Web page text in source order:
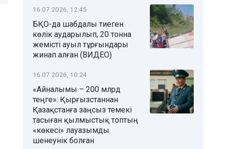
16.07.2026, 12:45
БҚО-да шабдалы тиеген
көлік аударылып, 20 тонна
жемісті ауыл тұрғындары
жинап алған (ВИДЕО)
16.07.2026, 10:24
«Айналымы – 200 млрд
теңге»: Қырғызстаннан
Қазақстанға заңсыз темекі
тасыған қылмыстық топтың
«көкесі» лауазымды
шенеунік болған